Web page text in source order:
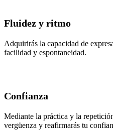
Fluidez y ritmo
Adquirirás la capacidad de
facilidad y espontaneidad.
Confianza
Mediante la práctica y la
vergüenza y reafirmarás tu